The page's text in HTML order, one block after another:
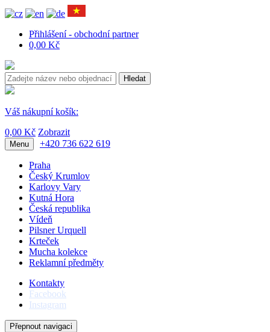
Přihlášení - obchodní partner
0,00 Kč
Hledat
Váš nákupní košík:
0,00 Kč Zobrazit
Menu +420 736 622 619
Praha
Český Krumlov
Karlovy Vary
Kutná Hora
Česká republika
Vídeň
Pilsner Urquell
Krteček
Mucha kolekce
Reklamní předměty
Kontakty
Facebook
Instagram
Přepnout navigaci